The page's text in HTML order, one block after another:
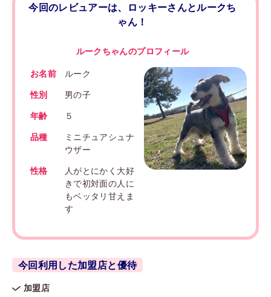
今回のレビュアーは、ロッキーさんとルークち
ゃん！
ルークちゃんのプロフィール
お名前 ルーク
性別 男の子
年齢 ５
品種
ミニチュアシュナ
ウザー
性格
人がとにかく大好
きで初対面の人に
もベッタリ甘えま
す
今回利用した加盟店と優待
加盟店